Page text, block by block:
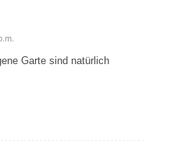
Garte sind natürlich